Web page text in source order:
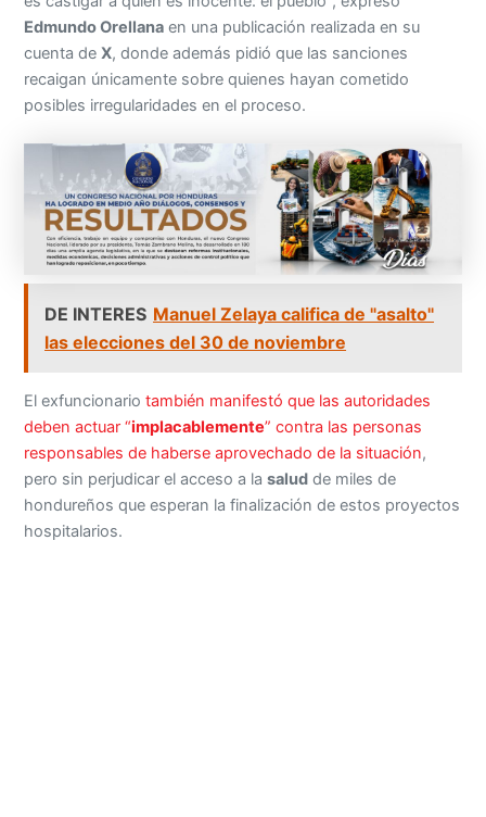
Edmundo Orellana en una publicación realizada en su
cuenta deX, donde además pidió que las sanciones
recaigan únicamente sobre quienes hayan cometido
posibles irregularidades en el proceso.
DE INTERES Manuel Zelaya califica de "asalto"
las elecciones del 30 de noviembre
El exfuncionariotambién manifestó que las autoridades
deben actuar “implacablemente” contra las personas
responsables de haberse aprovechado de la situación,
pero sin perjudicar el acceso a lasalud de miles de
hondureños que esperan la finalización de estos proyectos
hospitalarios.